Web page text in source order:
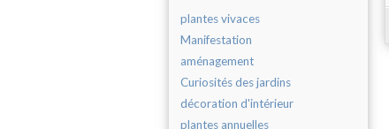
plantes vivaces
Manifestation
aménagement
Curiosités des jardins
décoration d'intérieur
plantes annuelles